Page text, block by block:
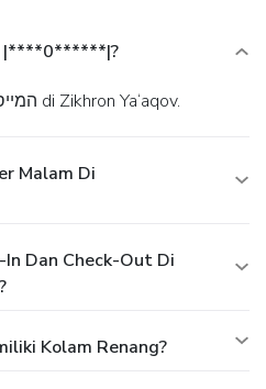
|****0******|?
Properti ini berlokasi di המייסדים di Zikhron Ya‘aqov.
Malam Di
Dan Check-Out Di
Kolam Renang?